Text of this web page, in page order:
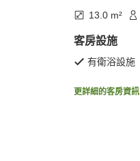
13.0 m²
客房設施
有衛浴設施
更詳細的客房資訊